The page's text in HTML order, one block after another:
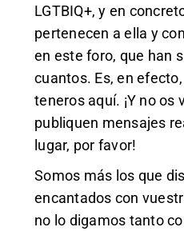
LGTBIQ+, y en
pertenecen a ella y
en este foro, que han
cuantos. Es, en
teneros aquí. ¡Y no os
publiquen mensajes
lugar, por favor!
Somos más los que
encantados con
no lo digamos tanto